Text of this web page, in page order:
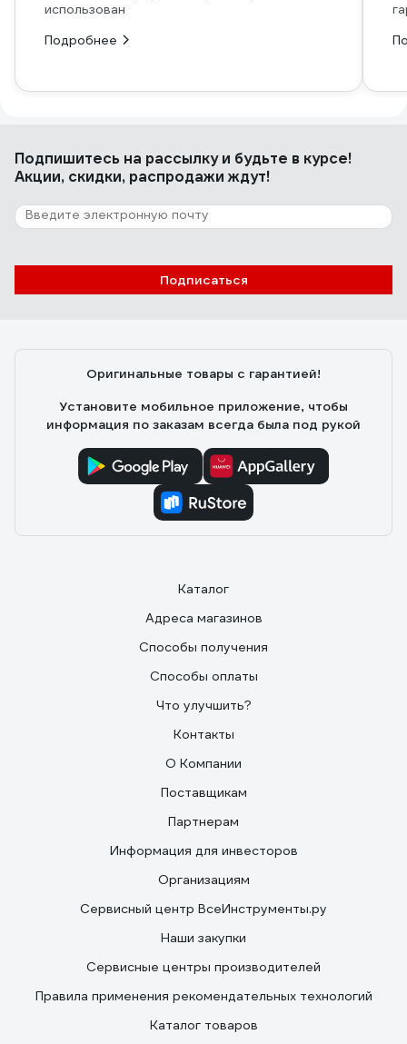
использован
Подробнее
Подпишитесь на рассылкуи будьте в курсе!
Акции, скидки, распродажи ждут!
Подписаться
Оригинальные товары с гарантией!
Установите мобильное приложение, чтобы
информация по заказам всегда была под рукой
Каталог
Адреса магазинов
Способы получения
Способы оплаты
Что улучшить?
Контакты
О Компании
Поставщикам
Партнерам
Информация для инвесторов
Организациям
Сервисный центр ВсеИнструменты.ру
Наши закупки
Сервисные центры производителей
Правила применения рекомендательных технологий
Каталог товаров